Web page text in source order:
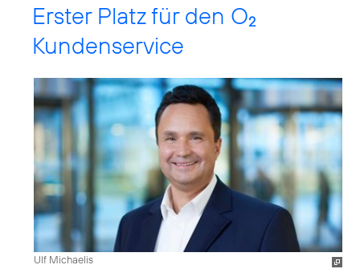
Erster Platz für den O2
Kundenservice
Ulf Michaelis